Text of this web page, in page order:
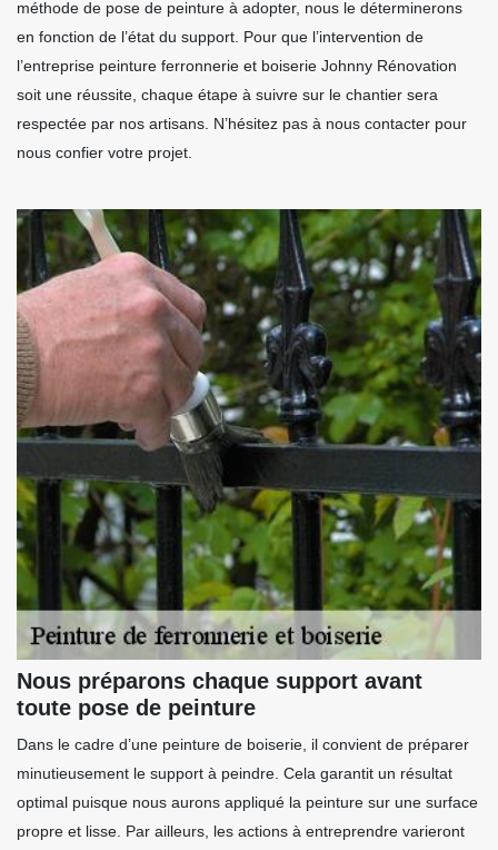
méthode de pose de peinture à adopter, nous le déterminerons
en fonction de l’état du support. Pour que l’intervention de
l’entreprise peinture ferronnerie et boiserie Johnny Rénovation
soit une réussite, chaque étape à suivre sur le chantier sera
respectée par nos artisans. N’hésitez pas à nous contacter pour
nous confier votre projet.
Nous préparons chaque support avant
toute pose de peinture
Dans le cadre d’une peinture de boiserie, il convient de préparer
minutieusement le support à peindre. Cela garantit un résultat
optimal puisque nous aurons appliqué la peinture sur une surface
propre et lisse. Par ailleurs, les actions à entreprendre varieront